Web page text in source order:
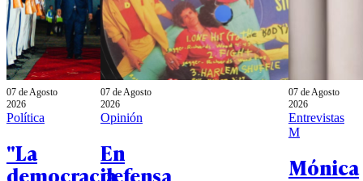
07 de Agosto
2026
Política
"La
democracia
07 de Agosto
2026
Opinión
En
defensa
07 de Agosto
2026
Entrevistas
M
Mónica